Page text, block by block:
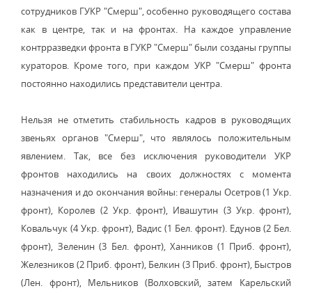
сотрудников ГУКР "Смерш", особенно руководящего состава
как в центре, так и на фронтах. На каждое управление
контрразведки фронта в ГУКР "Смерш" были созданы группы
кураторов. Кроме того, при каждом УКР "Смерш" фронта
постоянно находились представители центра.
Нельзя не отметить стабильность кадров в руководящих
звеньях органов "Смерш", что являлось положительным
явлением. Так, все без исключения руководители УКР
фронтов находились на своих должностях с момента
назначения и до окончания войны: генералы Осетров (1 Укр.
фронт), Королев (2 Укр. фронт), Ивашутин (3 Укр. фронт),
Ковальчук (4 Укр. фронт), Вадис (1 Бел. фронт). Едунов (2 Бел.
фронт), Зеленин (3 Бел. фронт), Ханников (1 Приб. фронт),
Железников (2 Приб. фронт), Белкин (3 Приб. фронт), Быстров
(Лен. фронт), Мельников (Волховский, затем Карельский